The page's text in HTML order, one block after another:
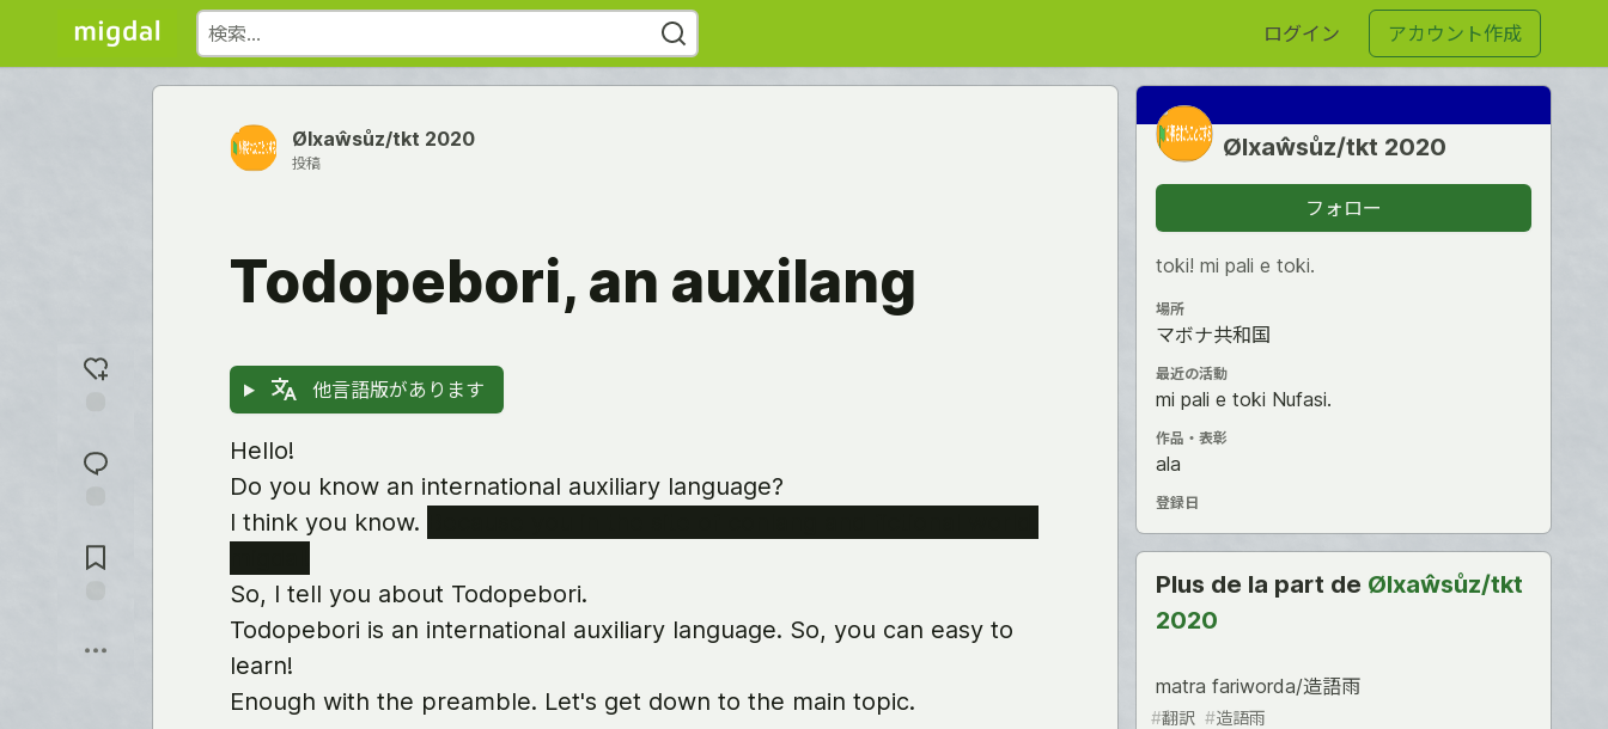
ログイン アカウント作成
応
を
メ
ン
ぶ
Ølxaŵsůz/tkt 2020
投稿
Todopebori, an auxilang
他言語版があります
Hello!
Do you know an international auxiliary language?
I think you know.
So, I tell you about Todopebori.
Todopebori is an international auxiliary language. So, you can easy to
learn!
Enough with the preamble. Let's get down to the main topic.
Ølxaŵsůz/tkt 2020
フォロー
toki! mi pali e toki.
場所
マボナ共和国
最近の活動
mi pali e toki Nufasi.
作品・表彰
ala
登録日
Plus de la part de Ølxaŵsůz/tkt
2020
matra fariworda/造語雨
#翻訳 #造語雨